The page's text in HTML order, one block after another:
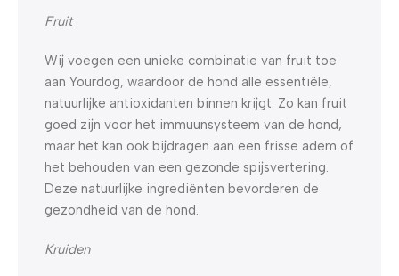
Fruit
Wij voegen een unieke combinatie van fruit toe
aan Yourdog, waardoor de hond alle essentiële,
natuurlijke antioxidanten binnen krijgt. Zo kan fruit
goed zijn voor het immuunsysteem van de hond,
maar het kan ook bijdragen aan een frisse adem of
het behouden van een gezonde spijsvertering.
Deze natuurlijke ingrediënten bevorderen de
gezondheid van de hond.
Kruiden